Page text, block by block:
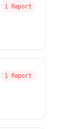
1 Report
1 Report